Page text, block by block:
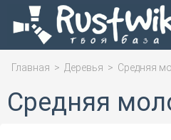
Главная > Деревья > Средняя
Средняя